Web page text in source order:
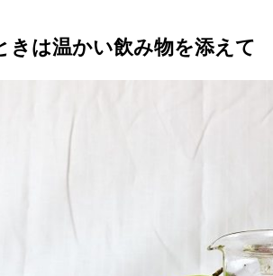
きは温かい飲み物を添えて